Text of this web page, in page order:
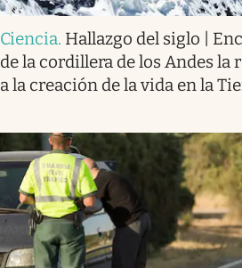
Ciencia. Hallazgo del siglo |
de la cordillera de los Andes
a la creación de la vida en la